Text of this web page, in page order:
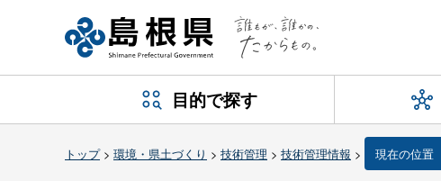
目的で探す
トップ> 環境・県土づくり > 技術管理 > 技術管理情報 > 現在の位置